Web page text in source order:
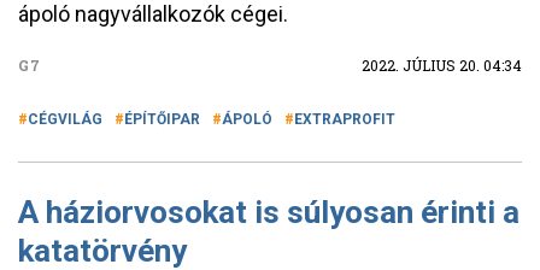
ápoló nagyvállalkozók cégei.
G7 2022. JÚLIUS 20. 04:34
CÉGVILÁG ÉPÍTŐIPAR ÁPOLÓ EXTRAPROFIT
A háziorvosokat is súlyosan érinti a
katatörvény